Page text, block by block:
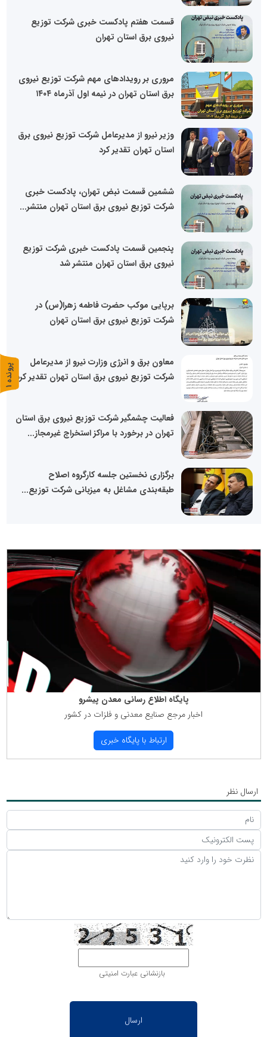
قسمت هفتم پادکست خبری شرکت توزیع
نیروی برق استان تهران
مروری بر رویدادهای مهم شرکت توزیع نیروی
برق استان تهران در نیمه اول آذرماه ۱۴۰۴
وزیر نیرو از مدیرعامل شرکت توزیع نیروی برق
استان تهران تقدیر کرد
ششمین قسمت نبض تهران، پادکست خبری
شرکت توزیع نیروی برق استان تهران منتشر...
پنجمین قسمت پادکست خبری شرکت توزیع
نیروی برق استان تهران منتشر شد
برپایی موکب حضرت فاطمه زهرا(س) در
شرکت توزیع نیروی برق استان تهران
معاون برق و انرژی وزارت نیرو از مدیرعامل
شرکت توزیع نیروی برق استان تهران تقدیر کرد
فعالیت چشمگیر شرکت توزیع نیروی برق استان
تهران در برخورد با مراکز استخراج غیرمجاز...
برگزاری نخستین جلسه کارگروه اصلاح
طبقه‌بندی مشاغل به میزبانی شرکت توزیع...
پایگاه اطلاع رسانی معدن پیشرو
اخبار مرجع صنایع معدنی و فلزات در كشور
ارتباط با پایگاه خبری
ارسال نظر
بازنشانی عبارت امنیتی
پ
ر
و
ن
د
ه
1